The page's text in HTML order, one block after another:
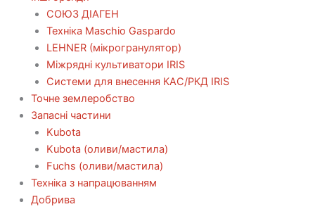
СОЮЗ ДІАГЕН
Техніка Maschio Gaspardo
LEHNER (мікрогранулятор)
Міжрядні культиватори IRIS
Системи для внесення КАС/РКД IRIS
Точне землеробство
Запасні частини
Kubota
Kubota (оливи/мастила)
Fuchs (оливи/мастила)
Техніка з напрацюванням
Добрива